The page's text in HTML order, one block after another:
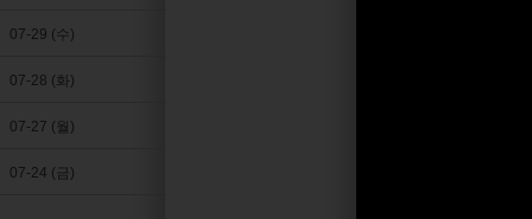
07-29 (수)
07-28 (화)
07-27 (월)
07-24 (금)